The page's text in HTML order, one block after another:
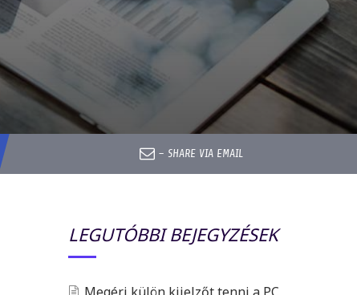
– SHARE VIA EMAIL
LEGUTÓBBI BEJEGYZÉSEK